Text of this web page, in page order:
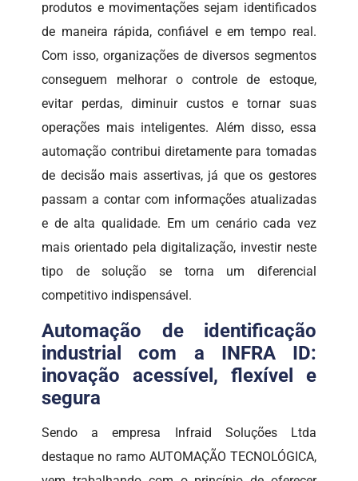
produtos e movimentações sejam identificados
de maneira rápida, confiável e em tempo real.
Com isso, organizações de diversos segmentos
conseguem melhorar o controle de estoque,
evitar perdas, diminuir custos e tornar suas
operações mais inteligentes. Além disso, essa
automação contribui diretamente para tomadas
de decisão mais assertivas, já que os gestores
passam a contar com informações atualizadas
e de alta qualidade. Em um cenário cada vez
mais orientado pela digitalização, investir neste
tipo de solução se torna um diferencial
competitivo indispensável.
Automação de identificação
industrial com a INFRA ID:
inovação acessível, flexível e
segura
Sendo a empresa Infraid Soluções Ltda
destaque no ramo AUTOMAÇÃO TECNOLÓGICA,